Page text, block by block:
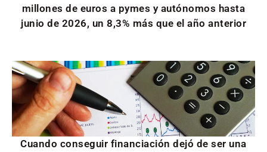
millones de euros a pymes y autónomos hasta
junio de 2026, un 8,3% más que el año anterior
Cuando conseguir financiación dejó de ser una